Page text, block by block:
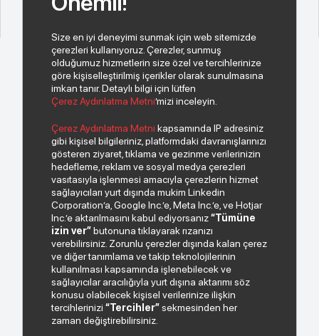
Bizden haberiniz olsun.
Paylaştığım kişisel verilerimin işlenmesi hususunda
“Kişisel Verilerin Korunması Politikası”okudum ve
anladım.
"Ticari Elektronik İleti Onay Metni"
Size en iyi deneyimi sunmak için web sitemizde
çerezleri kullanıyoruz. Çerezler, sunmuş
olduğumuz hizmetlerin size özel ve tercihlerinize
göre kişiselleştirilmiş içerikler olarak sunulmasına
imkan tanır. Detaylı bilgi için lütfen
Çerez Aydınlatma Metni’mizi inceleyin.
Çerez Aydınlatma Metni kapsamında IP adresiniz
gibi kişisel bilgileriniz, platformdaki davranışlarınızı
gösteren ziyaret, tıklama ve gezinme verilerinizin
hedefleme, reklam ve sosyal medya çerezleri
vasıtasıyla işlenmesi amacıyla çerezlerin hizmet
sağlayıcıları yurt dışında mukim Linkedin
Corporation’a, Google Inc.’e, Meta Inc.’e, ve Hotjar
Inc.’e aktarılmasını kabul ediyorsanız“Tümüne
izin ver”butonuna tıklayarak rızanızı
verebilirsiniz. Zorunlu çerezler dışında kalan çerez
ve diğer tanımlama ve takip teknolojilerinin
kullanılması kapsamında işlenebilecek ve
sağlayıcılar aracılığıyla yurt dışına aktarımı söz
konusu olabilecek kişisel verilerinize ilişkin
tercihlerinizi“Tercihler”sekmesinden her
zaman değiştirebilirsiniz.